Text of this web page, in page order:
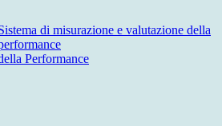
di misurazione e valutazione della
Performance